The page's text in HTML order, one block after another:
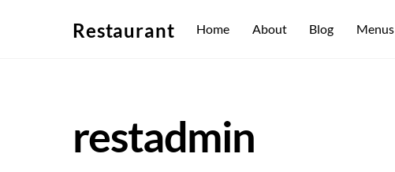
Restaurant Home About Blog Menus
restadmin